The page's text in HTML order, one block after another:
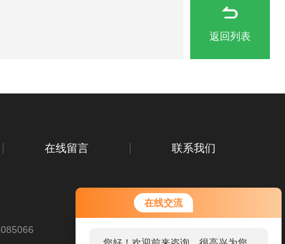
在线交流
返回列表
在线留言 联系我们